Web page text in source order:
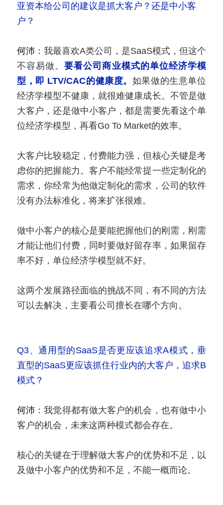
亚资本给公司的建议是抓大客户？还是中小客
户？
何沛 ：我最喜欢A类公司，是SaaS模式，但这个
不容易做。要看公司商业模式的单位经济学模
型，即 LTV/CAC的健康度。 如果做的生意单位
经济学模型不健康，就很难健康成长。不管是做
大客户，还是做中小客户，都是需要先看这个单
位经济学模型，再看Go To Market的效率。
大客户比较稳定，付费能力强，但核心关键是考
虑你的把握能力。客户不能经常提一些定制化的
需求，你经常为他做定制化的需求，公司的软件
没有办法标准化，将来扩张很难。
做中小客户的核心是要能把握他们的刚需，刚需
才能让他们付费，同时要做好留存率，如果留存
率不好，单位经济学模型就不好。
这两个发展路径面临的挑战不同，有不同的方法
可以去解决，主要看公司擅长在哪个方向。
Q3、通用型的SaaS是否更应该追求A模式，垂
直型的SaaS更应该抓住行业内的大客户，追求B
模式？
何沛 ：我觉得都有做大客户的机会，也有做中小
客户的机会，未来这两种模式都会存在。
核心的关键在于理解做大客户的优势和不足，以
及做中小客户的优势和不足，不能一概而论。